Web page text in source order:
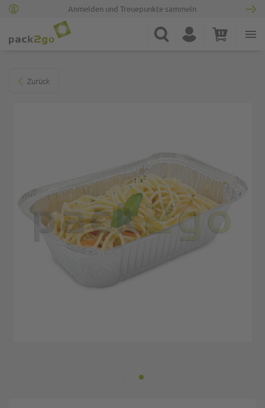
Anmelden und Treuepunkte sammeln
Suche Konto Warenkorb
Zurück